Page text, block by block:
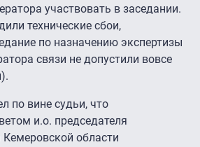
участвовать в заседании.
технические сбои,
по назначению экспертизы
связи не допустили вовсе
по вине судьи, что
и.о. председателя
области